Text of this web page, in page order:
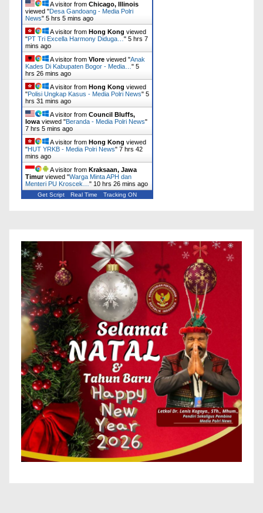
A visitor from Chicago, Illinois
viewed "Desa Gandoang - Media Polri
News" 5 hrs 5 mins ago
A visitor from Hong Kong viewed
"PT Tri Excella Harmony Diduga… " 5 hrs 7
mins ago
A visitor from Vlore viewed "Anak
Kades Di Kabupaten Bogor - Media… " 5
hrs 26 mins ago
A visitor from Hong Kong viewed
"Polisi Ungkap Kasus - Media Polri News" 5
hrs 31 mins ago
A visitor from Council Bluffs,
Iowa viewed "Beranda - Media Polri News"
7 hrs 5 mins ago
A visitor from Hong Kong viewed
"HUT YRKB - Media Polri News" 7 hrs 42
mins ago
A visitor from Kraksaan, Jawa
Timurviewed "Warga Minta APH dan
Menteri PU Kroscek… " 10 hrs 26 mins ago
Get Script Real Time Tracking ON